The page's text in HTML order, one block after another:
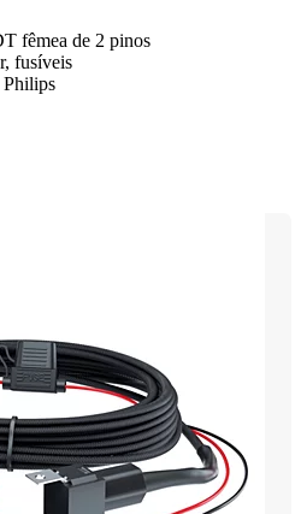
fêmea de 2 pinos
fusíveis
Philips